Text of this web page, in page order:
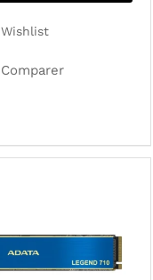
Wishlist
Comparer